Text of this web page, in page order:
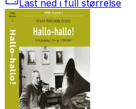
Last ned i full størrelse